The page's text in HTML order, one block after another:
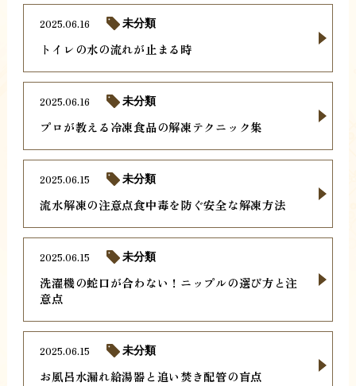
トイレの水の流れが止まる時
2025.06.16 未分類
プロが教える冷凍食品の解凍テクニック集
2025.06.16 未分類
流水解凍の注意点食中毒を防ぐ安全な解凍方法
2025.06.15 未分類
洗濯機の蛇口が合わない！ニップルの選び方と注
意点
2025.06.15 未分類
お風呂水漏れ給湯器と追い焚き配管の盲点
2025.06.15 未分類